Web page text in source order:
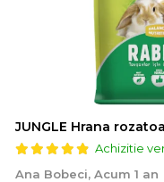
JUNGLE Hrana
Achizitie
Ana Bobeci, Acum 1 an